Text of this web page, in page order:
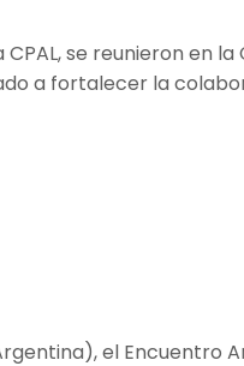
se reunieron en la
a fortalecer la
el Encuentro